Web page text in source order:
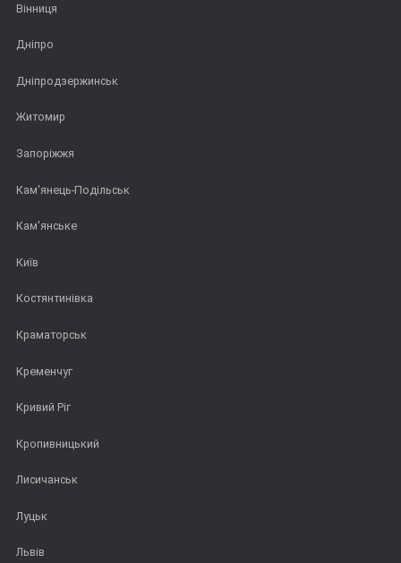
Вінниця
Дніпро
Дніпродзержинськ
Житомир
Запоріжжя
Кам'янець-Подільськ
Кам'янське
Київ
Костянтинівка
Краматорськ
Кременчуг
Кривий Ріг
Кропивницький
Лисичанськ
Луцьк
Львів